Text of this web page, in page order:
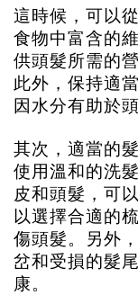
這時候，可以
食物中富含的
供頭髮所需的
此外，保持適
因水分有助於
其次，適當的
使用溫和的洗
皮和頭髮，可
以選擇合適的
傷頭髮。另外
岔和受損的髮
康。